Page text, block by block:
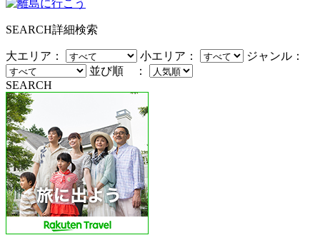
SEARCH詳細検索
大エリア： 小エリア：
ジャンル：
並び順 ：
SEARCH